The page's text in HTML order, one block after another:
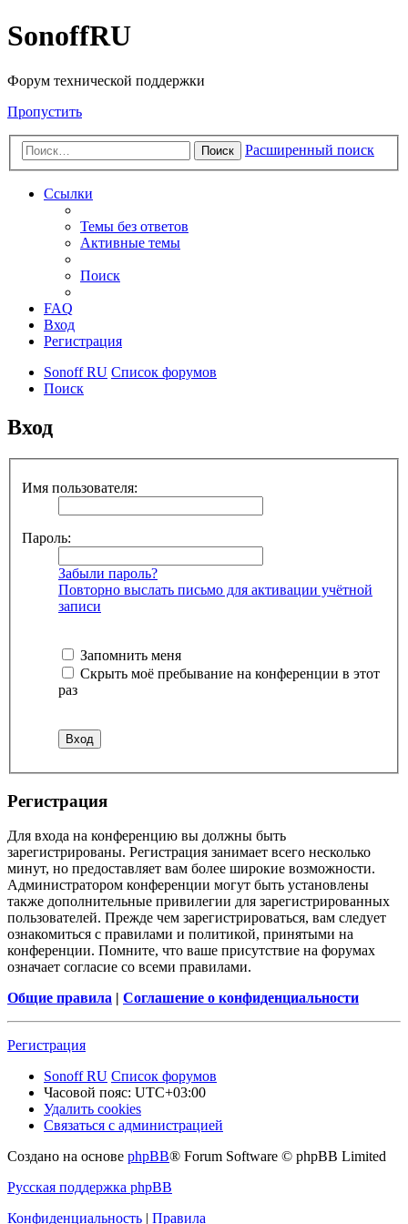
SonoffRU
Форум технической поддержки
Пропустить
Поиск Расширенный поиск
Ссылки
Темы без ответов
Активные темы
Поиск
FAQ
Вход
Регистрация
Sonoff RU Список форумов
Поиск
Вход
Имя пользователя:
Пароль:
Забыли пароль?
Повторно выслать письмо для активации учётной
записи
Запомнить меня
Скрыть моё пребывание на конференции в этот
раз
Регистрация
Для входа на конференцию вы должны быть
зарегистрированы. Регистрация занимает всего несколько
минут, но предоставляет вам более широкие возможности.
Администратором конференции могут быть установлены
также дополнительные привилегии для зарегистрированных
пользователей. Прежде чем зарегистрироваться, вам следует
ознакомиться с правилами и политикой, принятыми на
конференции. Помните, что ваше присутствие на форумах
означает согласие со всеми правилами.
Общие правила | Соглашение о конфиденциальности
Регистрация
Sonoff RU Список форумов
Часовой пояс: UTC+03:00
Удалить cookies
Связаться с администрацией
Создано на основе phpBB® Forum Software © phpBB Limited
Русская поддержка phpBB
Конфиденциальность | Правила